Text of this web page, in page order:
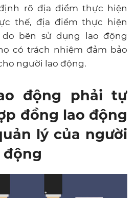
rõ địa điểm thực hiện
thế, địa điểm thực hiện
bên sử dụng lao động
có trách nhiệm đảm bảo
người lao động.
động phải tự
đồng lao động
lý của người
động